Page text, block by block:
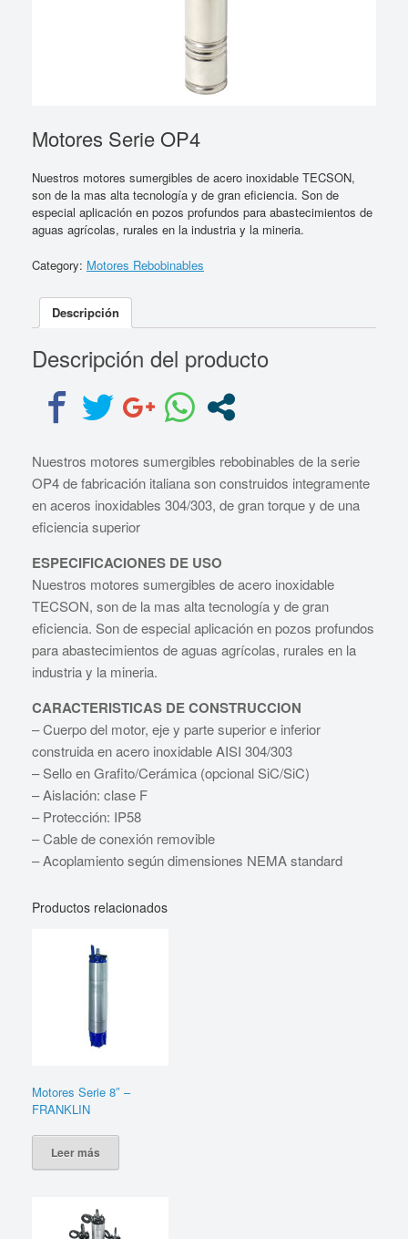
Motores Serie OP4
Nuestros motores sumergibles de acero inoxidable TECSON,
son de la mas alta tecnología y de gran eficiencia. Son de
especial aplicación en pozos profundos para abastecimientos de
aguas agrícolas, rurales en la industria y la mineria.
Category: Motores Rebobinables
Descripción
Descripción del producto
Nuestros motores sumergibles rebobinables de la serie
OP4 de fabricación italiana son construidos integramente
en aceros inoxidables 304/303, de gran torque y de una
eficiencia superior
ESPECIFICACIONES DE USO
Nuestros motores sumergibles de acero inoxidable
TECSON, son de la mas alta tecnología y de gran
eficiencia. Son de especial aplicación en pozos profundos
para abastecimientos de aguas agrícolas, rurales en la
industria y la mineria.
CARACTERISTICAS DE CONSTRUCCION
– Cuerpo del motor, eje y parte superior e inferior
construida en acero inoxidable AISI 304/303
– Sello en Grafito/Cerámica (opcional SiC/SiC)
– Aislación: clase F
– Protección: IP58
– Cable de conexión removible
– Acoplamiento según dimensiones NEMA standard
Productos relacionados
Motores Serie 8″ –
FRANKLIN
Leer más